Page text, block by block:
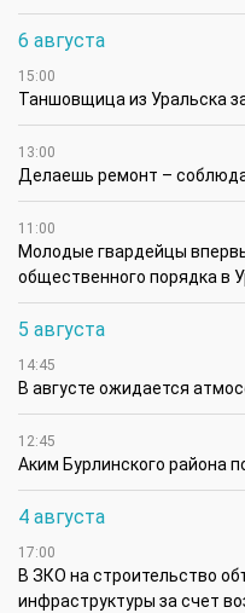
6 августа
15:00
Таншовщица из Уральска
13:00
Делаешь ремонт –
11:00
Молодые гвардейцы
общественного порядка в
5 августа
14:45
В августе ожидается
12:45
Аким Бурлинского района
4 августа
17:00
В ЗКО на строительство
инфраструктуры за счет